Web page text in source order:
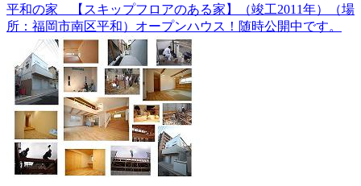
平和の家 【スキップフロアのある家】（竣工2011年）（場
所：福岡市南区平和）オープンハウス！随時公開中です。